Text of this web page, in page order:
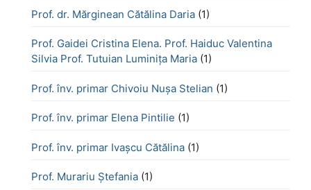
Prof. dr. Mărginean Cătălina Daria (1)
Prof. Gaidei Cristina Elena. Prof. Haiduc Valentina
Silvia Prof. Tutuian Luminița Maria (1)
Prof. înv. primar Chivoiu Nușa Stelian (1)
Prof. înv. primar Elena Pintilie (1)
Prof. înv. primar Ivașcu Cătălina (1)
Prof. Murariu Ștefania (1)